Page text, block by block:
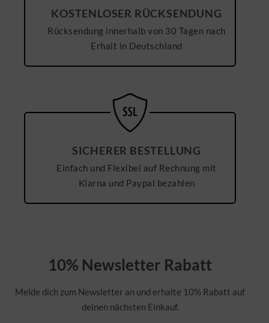
KOSTENLOSER RÜCKSENDUNG
Rücksendung innerhalb von 30 Tagen nach
Erhalt in Deutschland
SICHERER BESTELLUNG
Einfach und Flexibel auf Rechnung mit
Klarna und Paypal bezahlen
10% Newsletter Rabatt
Melde dich zum Newsletter an und erhalte 10% Rabatt auf
deinen nächsten Einkauf.